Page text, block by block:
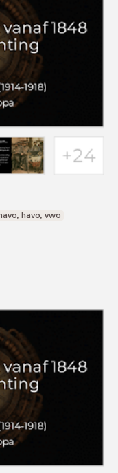
havo, vwo